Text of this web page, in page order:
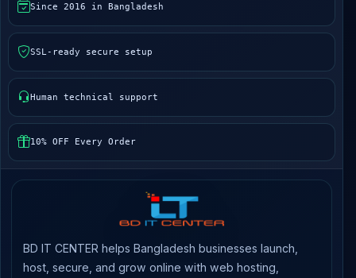
Since 2016 in Bangladesh
SSL-ready secure setup
Human technical support
10% OFF Every Order
BD IT CENTER helps Bangladesh businesses launch,
host, secure, and grow online with web hosting,